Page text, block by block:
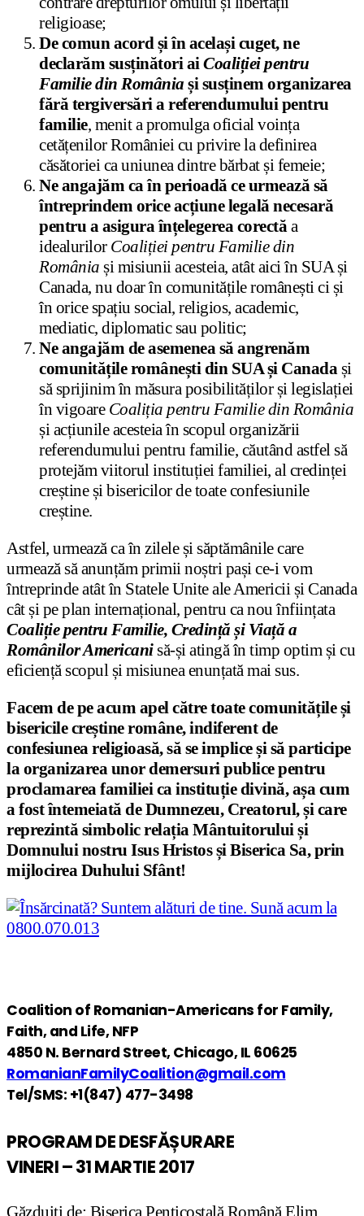
religioase;
De comun acord și în același cuget, ne
declarăm susținători aiCoaliției pentru
Familie din România și susținem organizarea
fără tergiversări a referendumului pentru
familie, menit a promulga oficial voința
cetățenilor României cu privire la definirea
căsătoriei ca uniunea dintre bărbat și femeie;
Ne angajăm ca în perioadă ce urmează să
întreprindem orice acțiune legală necesară
pentru a asigura înțelegerea corectăa
idealurilor Coaliției pentru Familie din
România și misiunii acesteia, atât aici în SUA și
Canada, nu doar în comunitățile românești ci și
în orice spațiu social, religios, academic,
mediatic, diplomatic sau politic;
Ne angajăm de asemenea să angrenăm
comunitățile românești din SUA și Canadași
să sprijinim în măsura posibilităților și legislației
în vigoare Coaliția pentru Familie din România
și acțiunile acesteia în scopul organizării
referendumului pentru familie, căutând astfel să
protejăm viitorul instituției familiei, al credinței
creștine și bisericilor de toate confesiunile
creștine.
Astfel, urmează ca în zilele și săptămânile care
urmează să anunțăm primii noștri pași ce-i vom
întreprinde atât în Statele Unite ale Americii și Canada
cât și pe plan internațional, pentru ca nou înființata
Coaliție pentru Familie, Credință și Viață a
Românilor Americanisă-și atingă în timp optim și cu
eficiență scopul și misiunea enunțată mai sus.
Facem de pe acum apel către toate comunitățile și
bisericile creștine române, indiferent de
confesiunea religioasă, să se implice și să participe
la organizarea unor demersuri publice pentru
proclamarea familiei ca instituție divină, așa cum
a fost întemeiată de Dumnezeu, Creatorul, și care
reprezintă simbolic relația Mântuitorului și
Domnului nostru Isus Hristos și Biserica Sa, prin
mijlocirea Duhului Sfânt!
Coalition of Romanian-Americans for Family,
Faith, and Life, NFP
4850 N. Bernard Street, Chicago, IL 60625
RomanianFamilyCoalition@gmail.com
Tel/SMS: +1(847) 477-3498
PROGRAM DE DESFĂȘURARE
VINERI – 31 MARTIE 2017